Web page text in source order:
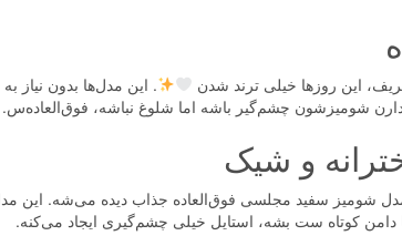
این روزها خیلی ترند شدن
. این مدل‌ها بدون نیاز
شومیزشون چشم‌گیر باشه اما شلوغ نباشه، فوق‌العاده‌س.
و شیک
محبوب‌ترین ترندهای ۲۰۲۵ه و روی مدل شومیز سفید مجلسی فوق‌العاده جذاب دیده می‌شه.
کوتاه ست بشه، استایل خیلی چشم‌گیری ایجاد می‌کنه.